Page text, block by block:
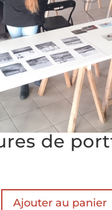
de
Ajouter au panier